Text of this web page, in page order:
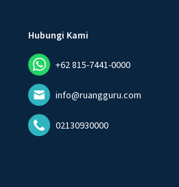
Hubungi Kami
+62 815-7441-0000
info@ruangguru.com
02130930000